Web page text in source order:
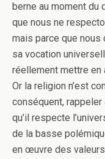
berne au moment du
que nous ne
mais parce que nous
sa vocation
réellement mettre en
Or la religion n’est
conséquent, rappeler
qu’il respecte
de la basse
en œuvre des valeurs